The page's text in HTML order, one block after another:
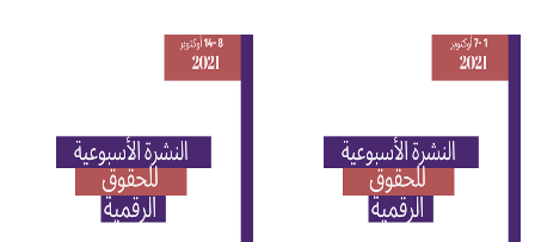
لسياسات إدارة المحتوى للغتين
العربية والعبرية الصادر عن